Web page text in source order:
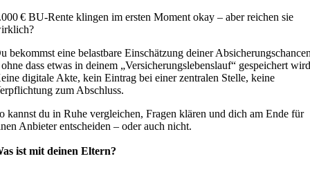
€ BU-Rente klingen im ersten Moment okay – aber reichen sie
bekommst eine belastbare Einschätzung deiner
dass etwas in deinem „Versicherungslebenslauf“ gespeichert
digitale Akte, kein Eintrag bei einer zentralen Stelle, keine
zum Abschluss.
kannst du in Ruhe vergleichen, Fragen klären und dich am Ende für
Anbieter entscheiden – oder auch nicht.
ist mit deinen Eltern?